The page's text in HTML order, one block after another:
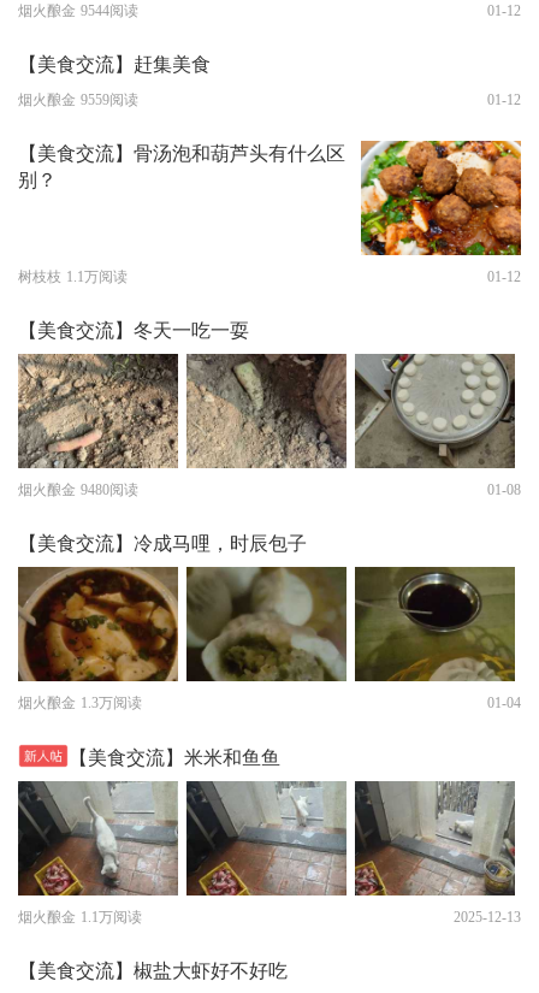
烟火酿金 9544阅读 01-12
【美食交流】赶集美食
烟火酿金 9559阅读 01-12
【美食交流】骨汤泡和葫芦头有什么区
别？
树枝枝 1.1万阅读 01-12
【美食交流】冬天一吃一耍
烟火酿金 9480阅读 01-08
【美食交流】冷成马哩，时辰包子
烟火酿金 1.3万阅读 01-04
【美食交流】米米和鱼鱼
烟火酿金 1.1万阅读 2025-12-13
【美食交流】椒盐大虾好不好吃